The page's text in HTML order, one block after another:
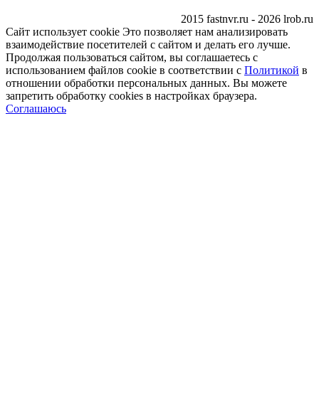
2015 fastnvr.ru - 2026 lrob.ru
Сайт использует cookie Это позволяет нам анализировать
взаимодействие посетителей с сайтом и делать его лучше.
Продолжая пользоваться сайтом, вы соглашаетесь с
использованием файлов cookie в соответствии с Политикой в
отношении обработки персональных данных. Вы можете
запретить обработку сookies в настройках браузера.
Соглашаюсь